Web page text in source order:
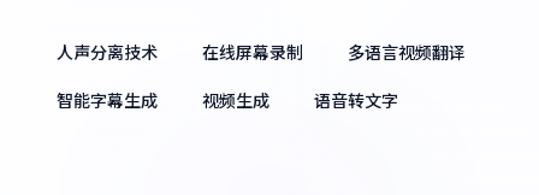
人声分离技术 在线屏幕录制
多语言视频翻译
智能字幕生成
视频生成 语音转文字